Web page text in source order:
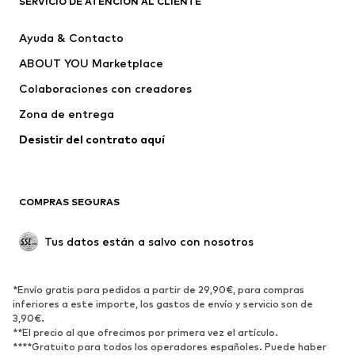
KIPLING
Ayuda & Contacto
ABOUT YOU Marketplace
Colaboraciones con creadores
Zona de entrega
Desistir del contrato aquí
COMPRAS SEGURAS
Tus datos están a salvo con nosotros
*Envío gratis para pedidos a partir de 29,90€, para compras
inferiores a este importe, los gastos de envío y servicio son de
3,90€.
**El precio al que ofrecimos por primera vez el artículo.
****Gratuito para todos los operadores españoles. Puede haber